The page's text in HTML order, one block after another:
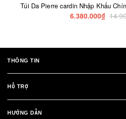
Túi Da Pierre cardin Nhập Khẩu
6.380.000₫
THÔNG TIN
HỖ TRỢ
HƯỚNG DẪN